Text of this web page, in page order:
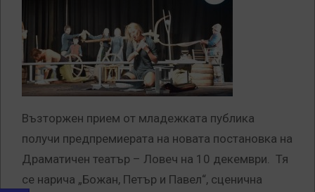
Възторжен прием от младежката публика
получи предпремиерата на новата постановка на
Драматичен театър – Ловеч на 10 декември. Тя
се нарича „Божан, Петър и Павел“, сценична